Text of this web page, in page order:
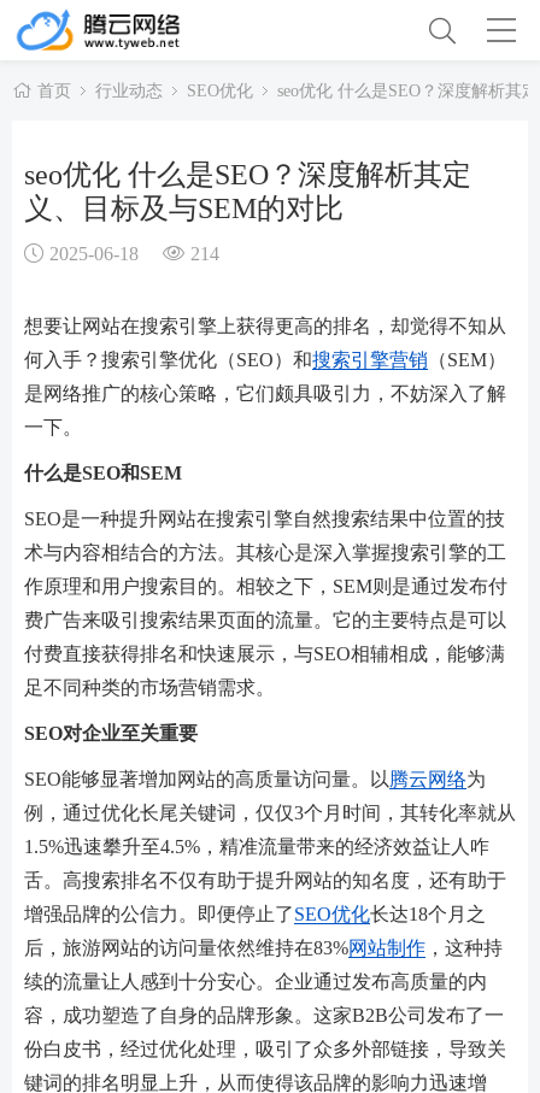
首页 行业动态 SEO优化 seo优化 什么是SEO？深度解析其
seo优化 什么是SEO？深度解析其定
义、目标及与SEM的对比
2025-06-18 214
想要让网站在搜索引擎上获得更高的排名，却觉得不知从
何入手？搜索引擎优化（SEO）和搜索引擎营销 （SEM）
是网络推广的核心策略，它们颇具吸引力，不妨深入了解
一下。
什么是SEO和SEM
SEO是一种提升网站在搜索引擎自然搜索结果中位置的技
术与内容相结合的方法。其核心是深入掌握搜索引擎的工
作原理和用户搜索目的。相较之下，SEM则是通过发布付
费广告来吸引搜索结果页面的流量。它的主要特点是可以
付费直接获得排名和快速展示，与SEO相辅相成，能够满
足不同种类的市场营销需求。
SEO对企业至关重要
SEO能够显著增加网站的高质量访问量。以 腾云网络为
例，通过优化长尾关键词，仅仅3个月时间，其转化率就从
1.5%迅速攀升至4.5%，精准流量带来的经济效益让人咋
舌。高搜索排名不仅有助于提升网站的知名度，还有助于
增强品牌的公信力。即便停止了SEO优化长达18个月之
后，旅游网站的访问量依然维持在83%网站制作 ，这种持
续的流量让人感到十分安心。企业通过发布高质量的内
容，成功塑造了自身的品牌形象。这家B2B公司发布了一
份白皮书，经过优化处理，吸引了众多外部链接，导致关
键词的排名明显上升，从而使得该品牌的影响力迅速增